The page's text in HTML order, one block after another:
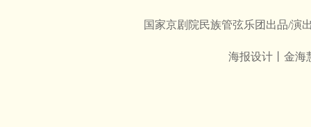
国家京剧院民族管弦乐团出品/演
海报设计丨金海